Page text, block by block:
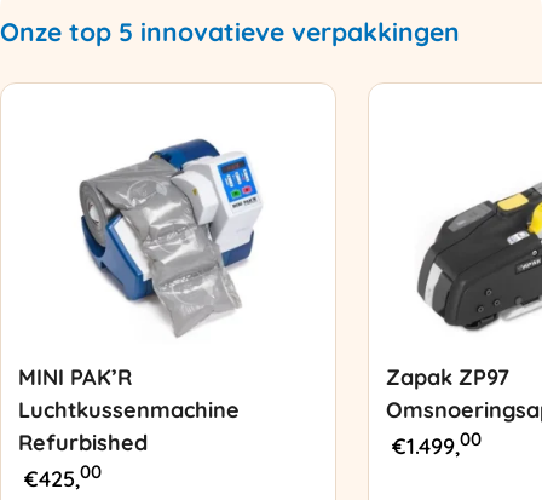
Onze top 5 innovatieve verpakkingen
MINI PAK’R
Luchtkussenmachine
Refurbished
€425,00
Zapak ZP97
€1.499,00